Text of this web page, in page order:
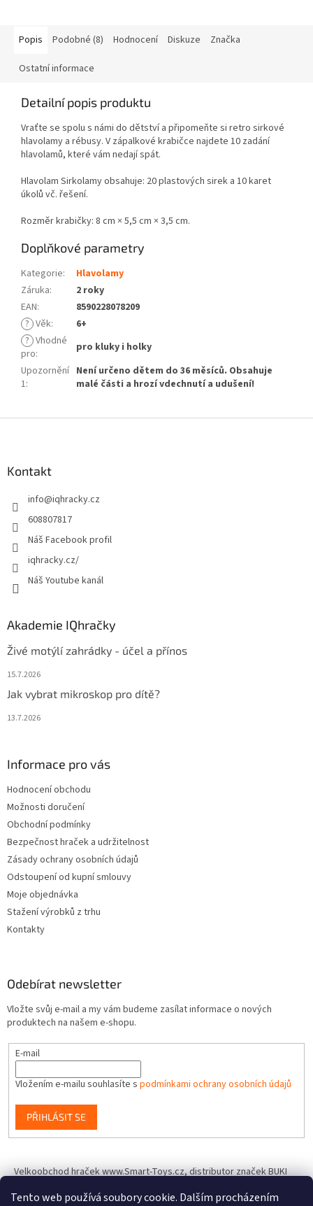
Tento web používá soubory cookie. Dalším procházením
Popis Podobné (8) Hodnocení Diskuze Značka
Ostatní informace
Detailní popis produktu
Vraťte se spolu s námi do dětství a připomeňte si retro sirkové
hlavolamy a rébusy. V zápalkové krabičce najdete 10 zadání
hlavolamů, které vám nedají spát.
Hlavolam Sirkolamy obsahuje: 20 plastových sirek a 10 karet
úkolů vč. řešení.
Rozměr krabičky: 8 cm × 5,5 cm × 3,5 cm.
Doplňkové parametry
Kategorie:
Hlavolamy
Záruka:
2 roky
EAN:
8590228078209
? Věk:
6+
? Vhodné
pro:
pro kluky i holky
Upozornění
1:
Není určeno dětem do 36 měsíců. Obsahuje
malé části a hrozí vdechnutí a udušení!
Kontakt
info@iqhracky.cz
608807817
Náš Facebook profil
iqhracky.cz/
Náš Youtube kanál
Akademie IQhračky
Živé motýlí zahrádky - účel a přínos
15.7.2026
Jak vybrat mikroskop pro dítě?
13.7.2026
Informace pro vás
Hodnocení obchodu
Možnosti doručení
Obchodní podmínky
Bezpečnost hraček a udržitelnost
Zásady ochrany osobních údajů
Odstoupení od kupní smlouvy
Moje objednávka
Stažení výrobků z trhu
Kontakty
Odebírat newsletter
Vložte svůj e-mail a my vám budeme zasílat informace o nových
produktech na našem e-shopu.
E-mail
Vložením e-mailu souhlasíte s podmínkami ochrany osobních údajů
PŘIHLÁSIT SE
Velkoobchod hraček www.Smart-Toys.cz, distributor značek BUKI